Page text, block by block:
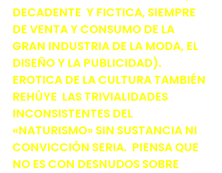
DECADENTE Y FICTICA, SIEMPRE
DE VENTA Y CONSUMO DE LA
GRAN INDUSTRIA DE LA MODA, EL
DISEÑO Y LA PUBLICIDAD).
EROTICA DE LA CULTURA TAMBIÉN
REHÚYE LAS TRIVIALIDADES
INCONSISTENTES DEL
«NATURISMO» SIN SUSTANCIA NI
CONVICCIÓN SERIA. PIENSA QUE
NO ES CON DESNUDOS SOBRE